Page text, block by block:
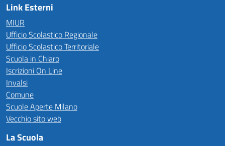
Link Esterni
MIUR
Ufficio Scolastico Regionale
Ufficio Scolastico Territoriale
Scuola in Chiaro
Iscrizioni On Line
Invalsi
Comune
Scuole Aperte Milano
Vecchio sito web
La Scuola